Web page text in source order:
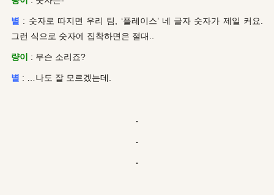
별 : 숫자로 따지면 우리 팀, ‘플레이스’ 네 글자 숫자가 제일 커요.
그런 식으로 숫자에 집착하면은 절대..
량이 : 무슨 소리죠?
별 : …나도 잘 모르겠는데.
.
.
.